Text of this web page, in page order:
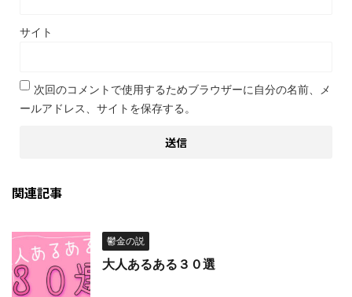
サイト
次回のコメントで使用するためブラウザーに自分の名前、メ
ールアドレス、サイトを保存する。
関連記事
鬱金の説
大人あるある３０選